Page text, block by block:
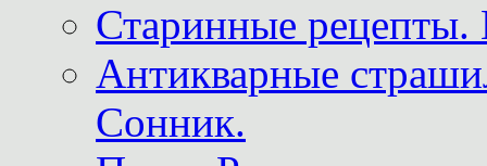
Старинные рецепты.
Антикварные
Сонник.